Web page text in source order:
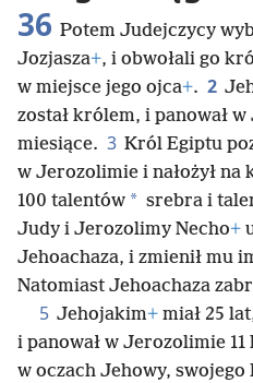
36 Potem Judejczycy
Jozjasza+, i obwołali go
w miejsce jego ojca+. 2
został królem, i panował
miesiące. 3 Król Egiptu
w Jerozolimie i nałożył
100 talentów * srebra i
Judy i Jerozolimy Necho+
Jehoachaza, i zmienił mu
Natomiast Jehoachaza
5 Jehojakim+ miał 25
i panował w Jerozolimie 11
w oczach Jehowy, swojego